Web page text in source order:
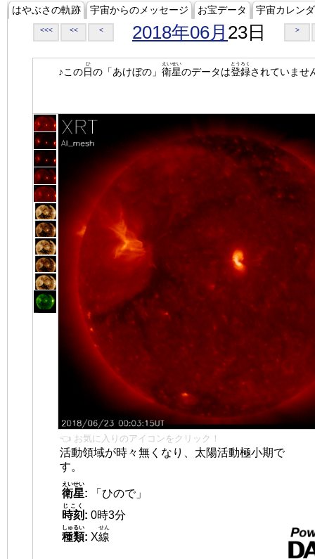
はやぶさの軌跡 宇宙からのメッセージ お宝データ 宇宙カレン
<<< << < 2018年06月 23日 >
♪この日
ひ
の「あけぼの」 衛星
えいせい
のデータは登録
とうろく
されていませ
👈 お気に入りのアイコンをクリック！
活動領域が時々無くなり、太陽活動極小期で
す。
衛星
えいせい
:
「ひので」
時刻
じこく
: 0時3分
種類
しゅるい
: X線
せん